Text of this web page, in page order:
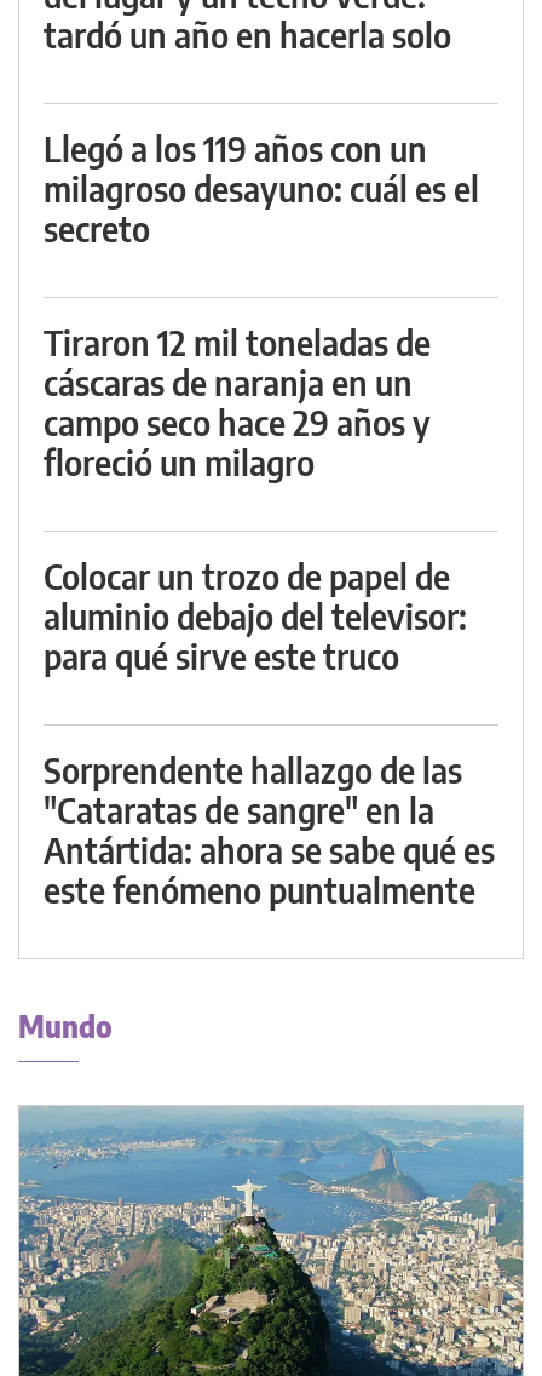
tardó un año en hacerla solo
Llegó a los 119 años con un
milagroso desayuno: cuál es el
secreto
Tiraron 12 mil toneladas de
cáscaras de naranja en un
campo seco hace 29 años y
floreció un milagro
Colocar un trozo de papel de
aluminio debajo del televisor:
para qué sirve este truco
Sorprendente hallazgo de las
"Cataratas de sangre" en la
Antártida: ahora se sabe qué es
este fenómeno puntualmente
Mundo